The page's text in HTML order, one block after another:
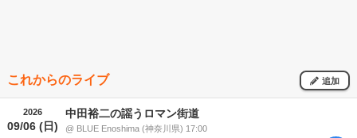
これからのライブ 追加
2026
09/06 (日)
中田裕二の謡うロマン街道
@ BLUE Enoshima (神奈川県) 17:00